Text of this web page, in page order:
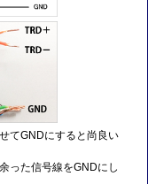
てGNDにすると尚良い
った信号線をGNDにし